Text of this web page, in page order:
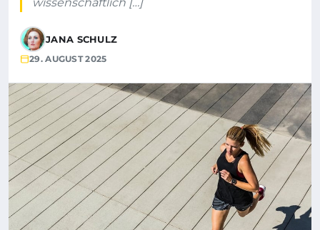
JANA SCHULZ
29. AUGUST 2025